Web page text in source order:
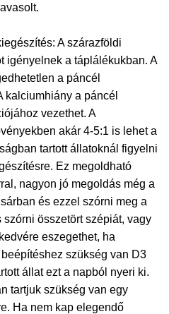
A szárazföldi
igényelnek a táplálékukban. A
a páncél
kalciumhiány a páncél
vezethet. A
akár 4-5:1 is lehet a
tartott állatoknál figyelni
Ez megoldható
nagyon jó megoldás még a
és ezzel szórni meg a
összetört szépiát, vagy
eszegethet, ha
szükség van D3
állat ezt a napból nyeri ki.
tartjuk szükség van egy
Ha nem kap elegendő